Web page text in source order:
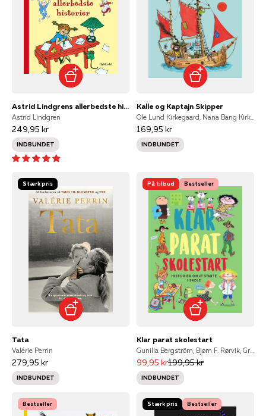
Astrid Lindgrens allerbedste historier
Astrid Lindgren
249,95 kr
INDBUNDET
Kalle og Kaptajn Skipper
Ole Lund Kirkegaard, Nana Bang Kirkegaard
169,95 kr
INDBUNDET
Stærk pris
Tata
Valérie Perrin
279,95 kr
INDBUNDET
På tilbud Bestseller
Klar parat skolestart
Gunilla Bergström, Bjørn F. Rørvik, Gry Moursund, Kim Fupz Aakeson, Niels Bo Bojesen, Eva Eriksson, Anne Sofie Hammer, Dina Gellert, Lars Daneskov, Zarah Juul, Ole Lund Kirkegaard
99,95 kr199,95 kr
INDBUNDET
Bestseller Stærk pris Bestseller